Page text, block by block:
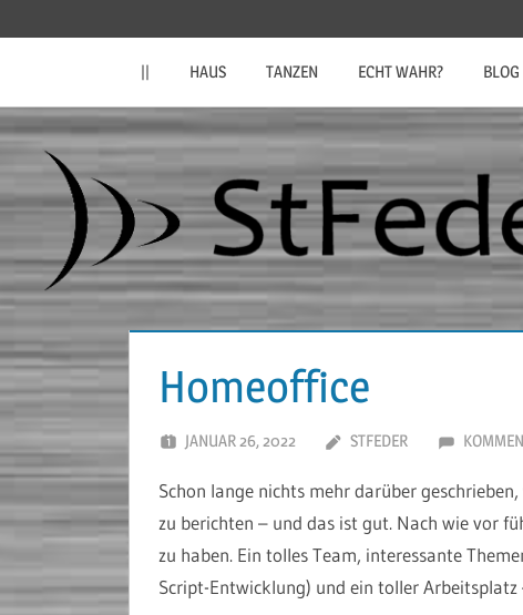
StFeder.de
|| HAUS TANZEN ECHT WAHR? BLOG
Homeoffice
JANUAR 26, 2022 STFEDER
Schon lange nichts mehr darüber
zu berichten – und das ist gut. Nach wie vor
zu haben. Ein tolles Team, interessante
Script-Entwicklung) und ein toller